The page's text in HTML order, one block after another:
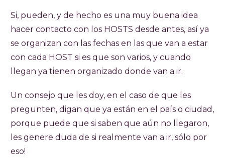
Si, pueden, y de hecho es una muy buena idea
hacer contacto con los HOSTS desde antes, así ya
se organizan con las fechas en las que van a estar
con cada HOST si es que son varios, y cuando
llegan ya tienen organizado donde van a ir.
Un consejo que les doy, en el caso de que les
pregunten, digan que ya están en el país o ciudad,
porque puede que si saben que aún no llegaron,
les genere duda de si realmente van a ir, sólo por
eso!